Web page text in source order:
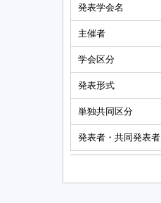
発表学会名
主催者
学会区分
発表形式
単独共同区分
発表者・共同発表者